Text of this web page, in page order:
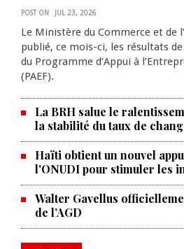
POST ON JUL 23, 2026
Le Ministère du Commerce et de
publié, ce mois-ci, les résultats
du Programme d’Appui à
(PAEF).
La BRH salue le
la stabilité du taux de
Haïti obtient un nouvel
l'ONUDI pour stimuler les
Walter Gavellus
de l’AGD